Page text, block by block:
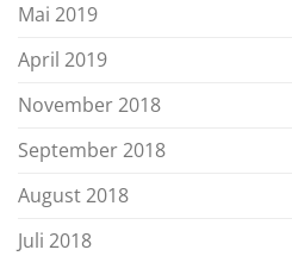
Mai 2019
April 2019
November 2018
September 2018
August 2018
Juli 2018